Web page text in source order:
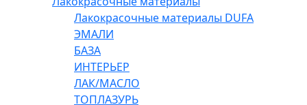
Лакокрасочные материалы DUFA
ЭМАЛИ
БАЗА
ИНТЕРЬЕР
ЛАК/МАСЛО
ТОПЛАЗУРЬ